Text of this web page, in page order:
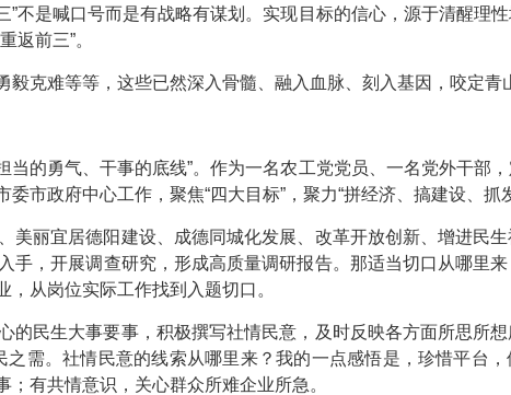
”不是喊口号而是有战略有谋划。实现目标的信心，源于清醒理
返前三”。
克难等等，这些已然深入骨髓、融入血脉、刻入基因，咬定青山
的勇气、干事的底线”。作为一名农工党党员、一名党外干部，
政府中心工作，聚焦“四大目标”，聚力“拼经济、搞建设、抓
美丽宜居德阳建设、成德同城化发展、改革开放创新、增进民
，开展调查研究，形成高质量调研报告。那适当切口从哪里来
从岗位实际工作找到入题切口。
的民生大事要事，积极撰写社情民意，及时反映各方面所思所
需。社情民意的线索从哪里来？我的一点感悟是，珍惜平台
有共情意识，关心群众所难企业所急。